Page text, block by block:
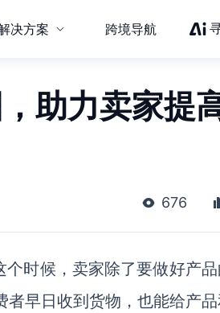
决方案 跨境导航
助力卖家提
676
个时候，卖家除了要做好产
早日收到货物，也能给产